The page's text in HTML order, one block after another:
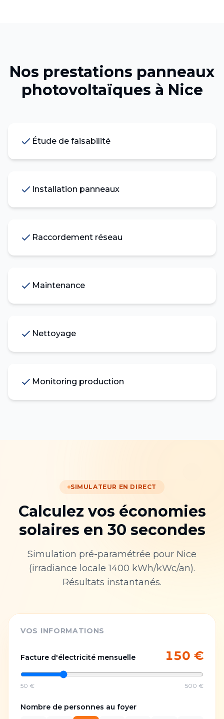
Nos prestations panneaux
photovoltaïques à Nice
Étude de faisabilité
Installation panneaux
Raccordement réseau
Maintenance
Nettoyage
Monitoring production
SIMULATEUR EN DIRECT
Calculez vos économies
solaires en 30 secondes
Simulation pré-paramétrée pour Nice
(irradiance locale1400 kWh/kWc/an).
Résultats instantanés.
VOS INFORMATIONS
Facture d'électricité mensuelle 150 €
50 € 500 €
Nombre de personnes au foyer